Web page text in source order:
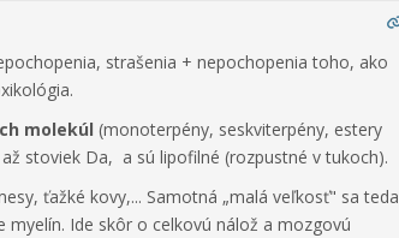
strašenia + nepochopenia toho, ako
molekúl (monoterpény, seskviterpény, estery
stoviek Da, a sú lipofilné (rozpustné v tukoch).
ťažké kovy,... Samotná „malá veľkosť" sa teda
Ide skôr o celkovú nálož a mozgovú